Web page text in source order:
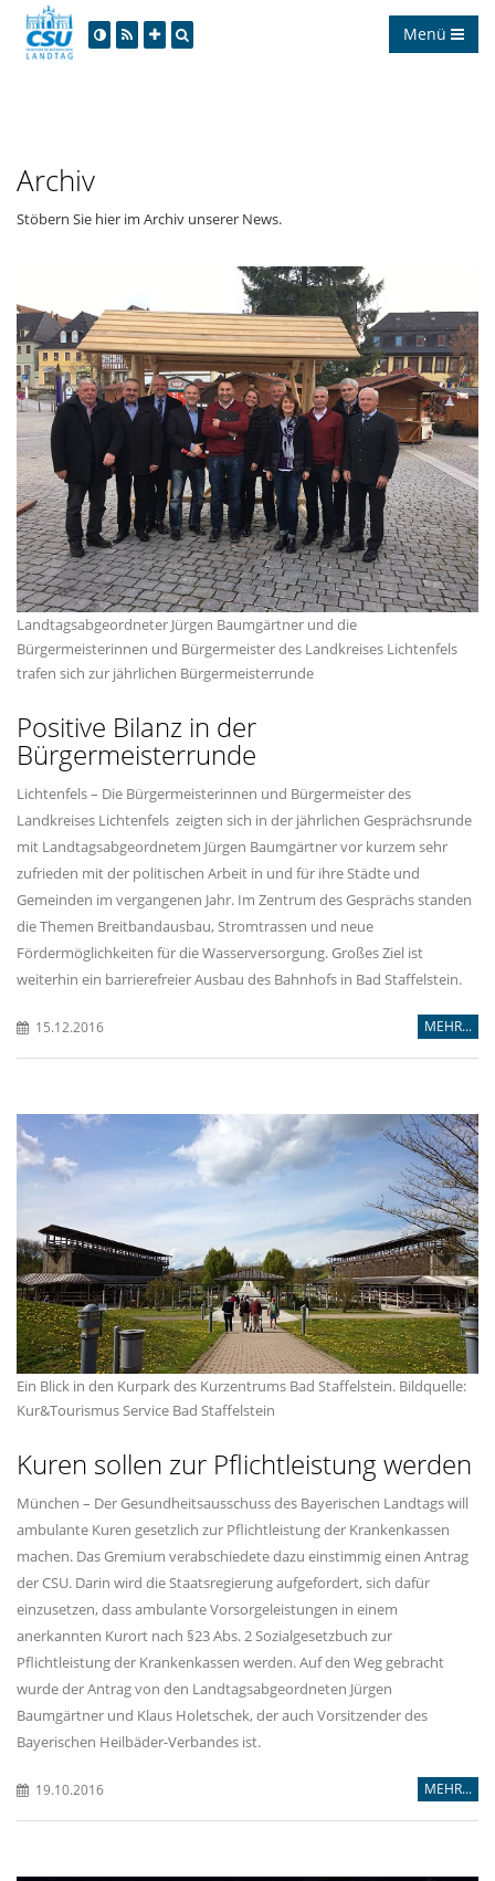
Menü
Archiv
Stöbern Sie hier im Archiv unserer News.
Landtagsabgeordneter Jürgen Baumgärtner und die
Bürgermeisterinnen und Bürgermeister des Landkreises Lichtenfels
trafen sich zur jährlichen Bürgermeisterrunde
Positive Bilanz in der
Bürgermeisterrunde
Lichtenfels – Die Bürgermeisterinnen und Bürgermeister des
Landkreises Lichtenfels zeigten sich in der jährlichen Gesprächsrunde
mit Landtagsabgeordnetem Jürgen Baumgärtner vor kurzem sehr
zufrieden mit der politischen Arbeit in und für ihre Städte und
Gemeinden im vergangenen Jahr. Im Zentrum des Gesprächs standen
die Themen Breitbandausbau, Stromtrassen und neue
Fördermöglichkeiten für die Wasserversorgung. Großes Ziel ist
weiterhin ein barrierefreier Ausbau des Bahnhofs in Bad Staffelstein.
15.12.2016 MEHR...
Ein Blick in den Kurpark des Kurzentrums Bad Staffelstein. Bildquelle:
Kur&Tourismus Service Bad Staffelstein
Kuren sollen zur Pflichtleistung werden
München – Der Gesundheitsausschuss des Bayerischen Landtags will
ambulante Kuren gesetzlich zur Pflichtleistung der Krankenkassen
machen. Das Gremium verabschiedete dazu einstimmig einen Antrag
der CSU. Darin wird die Staatsregierung aufgefordert, sich dafür
einzusetzen, dass ambulante Vorsorgeleistungen in einem
anerkannten Kurort nach §23 Abs. 2 Sozialgesetzbuch zur
Pflichtleistung der Krankenkassen werden. Auf den Weg gebracht
wurde der Antrag von den Landtagsabgeordneten Jürgen
Baumgärtner und Klaus Holetschek, der auch Vorsitzender des
Bayerischen Heilbäder-Verbandes ist.
19.10.2016 MEHR...